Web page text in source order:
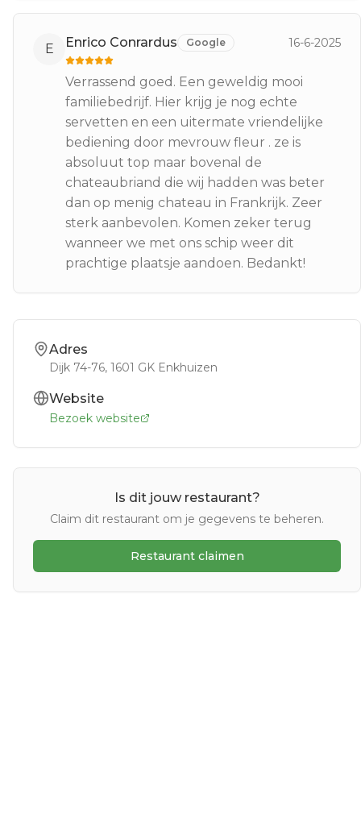
E Enrico Conrardus Google 16-6-2025
Verrassend goed. Een geweldig mooi
familiebedrijf. Hier krijg je nog echte
servetten en een uitermate vriendelijke
bediening door mevrouw fleur . ze is
absoluut top maar bovenal de
chateaubriand die wij hadden was beter
dan op menig chateau in Frankrijk. Zeer
sterk aanbevolen. Komen zeker terug
wanneer we met ons schip weer dit
prachtige plaatsje aandoen. Bedankt!
Adres
Dijk 74-76, 1601 GK Enkhuizen
Website
Bezoek website
Is dit jouw restaurant?
Claim dit restaurant om je gegevens te beheren.
Restaurant claimen